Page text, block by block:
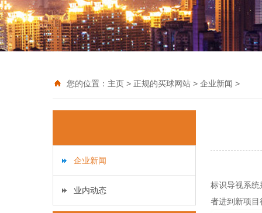
您的位置： 主页 > 正规的买球网站 > 企业新闻 >
企业新闻
业内动态
标识导
者进到新项